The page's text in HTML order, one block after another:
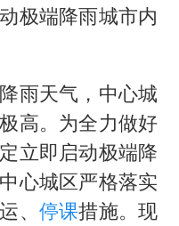
极端降雨城市内
雨天气，中心城
高。为全力做好
立即启动极端降
心城区严格落实
、 停课措施。现